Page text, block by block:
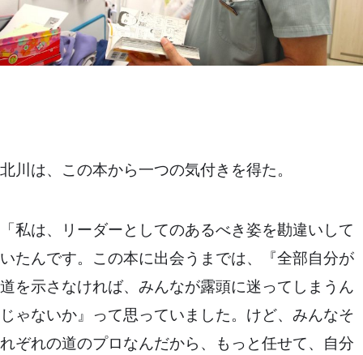
北川は、この本から一つの気付きを得た。
「私は、リーダーとしてのあるべき姿を勘違いして
いたんです。この本に出会うまでは、『全部自分が
道を示さなければ、みんなが露頭に迷ってしまうん
じゃないか』って思っていました。けど、みんなそ
れぞれの道のプロなんだから、もっと任せて、自分